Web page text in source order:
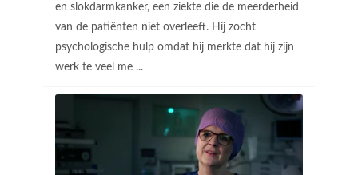
en slokdarmkanker, een ziekte die de meerderheid
van de patiënten niet overleeft. Hij zocht
psychologische hulp omdat hij merkte dat hij zijn
werk te veel me ...